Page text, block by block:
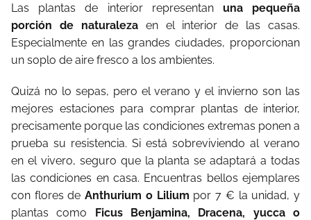
Las plantas de interior representan una pequeña
porción de naturalezaen el interior de las casas.
Especialmente en las grandes ciudades, proporcionan
un soplo de aire fresco a los ambientes.
Quizá no lo sepas, pero el verano y el invierno son las
mejores estaciones para comprar plantas de interior,
precisamente porque las condiciones extremas ponen a
prueba su resistencia. Si está sobreviviendo al verano
en el vivero, seguro que la planta se adaptará a todas
las condiciones en casa. Encuentras bellos ejemplares
con flores deAnthurium o Lilium por 7 € la unidad, y
plantas como Ficus Benjamina, Dracena, yucca o